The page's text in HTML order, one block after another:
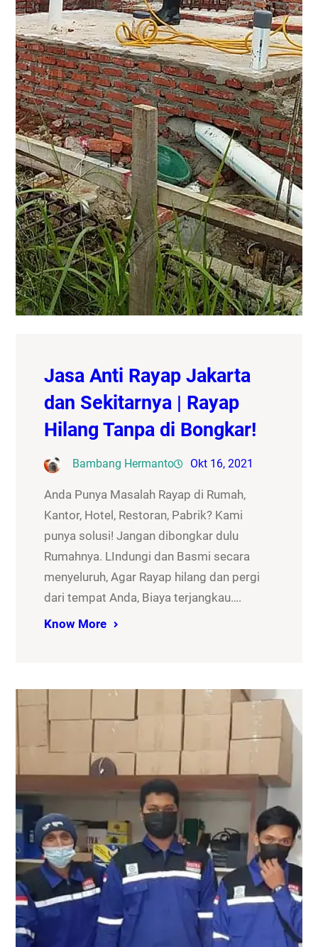
Jasa Anti Rayap Jakarta
dan Sekitarnya | Rayap
Hilang Tanpa di Bongkar!
Bambang Hermanto Okt 16, 2021
Anda Punya Masalah Rayap di Rumah,
Kantor, Hotel, Restoran, Pabrik? Kami
punya solusi! Jangan dibongkar dulu
Rumahnya. LIndungi dan Basmi secara
menyeluruh, Agar Rayap hilang dan pergi
dari tempat Anda, Biaya terjangkau….
Know More